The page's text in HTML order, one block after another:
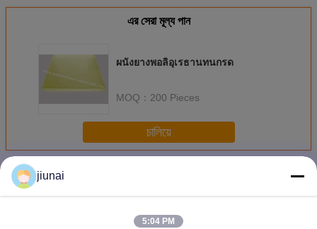
এর সেরা মূল্য পান
ผนังยางพอลิอุเรธานทนกรด
MOQ： 200 Pieces
চালিয়ে
มากกว่าแผ่นยางยูรีเทน
jiunai
5:04 PM